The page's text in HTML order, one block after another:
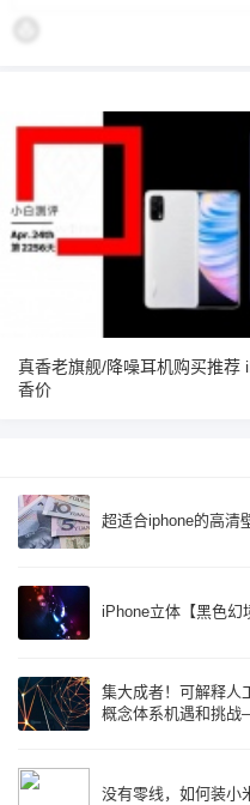
真香老旗舰/降噪耳机购买推荐
香价
超适合iphone的高清
iPhone立体【黑色幻
集大成者！可解释人
概念体系机遇和挑
没有零线，如何装小